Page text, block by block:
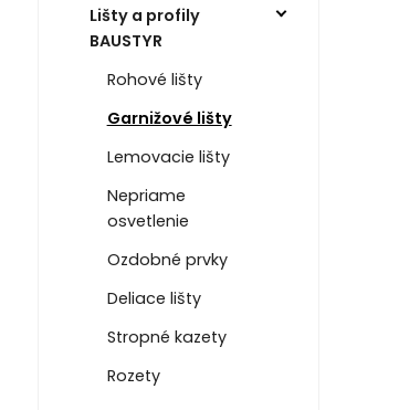
Lišty a profily
BAUSTYR
Rohové lišty
Garnižové lišty
Lemovacie lišty
Nepriame
osvetlenie
Ozdobné prvky
Deliace lišty
Stropné kazety
Rozety